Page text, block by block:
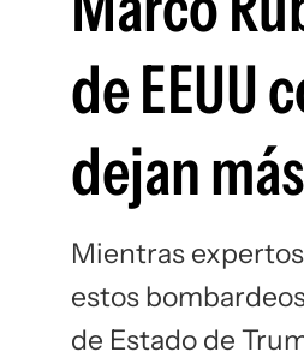
de EEUU
dejan
Mientras
estos
de Estado de